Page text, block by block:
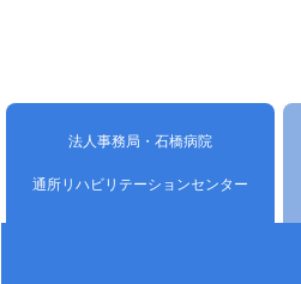
法人事務局・石橋病院
通所リハビリテーションセンター